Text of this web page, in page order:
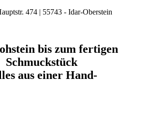
474 | 55743 - Idar-Oberstein
bis zum fertigen
Schmuckstück
aus einer Hand-